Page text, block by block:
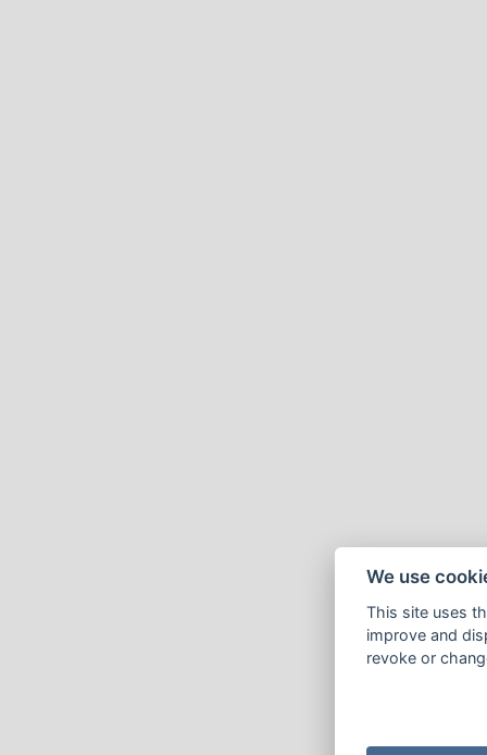
We use
This site uses
improve and
revoke or